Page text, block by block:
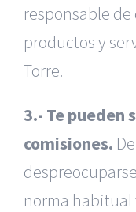
responsable
productos y
Torre.
3.- Te pueden
comisiones.
norma habitual